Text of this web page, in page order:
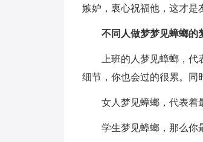
嫉妒，衷心祝福他，这才是
不同人做梦梦见蟑螂的
上班的人梦见蟑螂，
细节，你也会过的很累。同
女人梦见蟑螂，代表着
学生梦见蟑螂，那么你